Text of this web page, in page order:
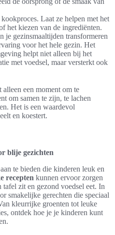
Laat ze helpen met het
het kiezen van de ingrediënten.
je gezinsmaaltijden transformeren
voor het hele gezin. Het
helpt niet alleen bij het
met voedsel, maar versterkt ook
een moment om te
om samen te zijn, te lachen
Het is een waardevol
en koestert.
blije gezichten
te bieden die kinderen leuk en
recepten kunnen ervoor zorgen
zit en gezond voedsel eet. In
smakelijke gerechten die speciaal
kleurrijke groenten tot leuke
ontdek hoe je je kinderen kunt